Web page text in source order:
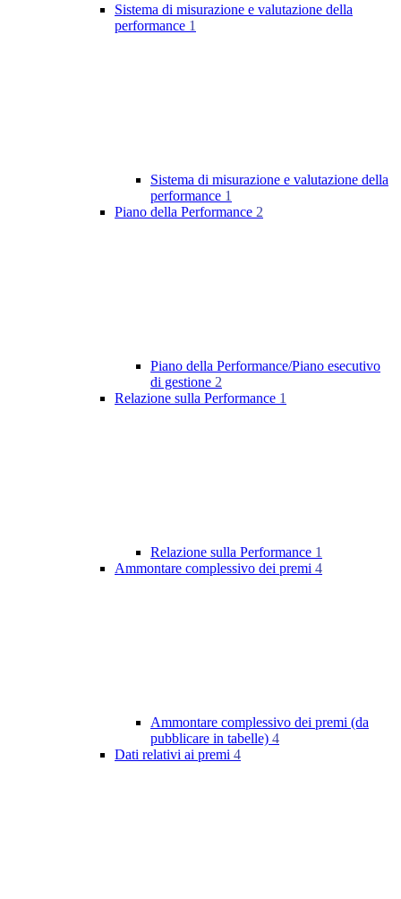
Sistema di misurazione e valutazione della
performance 1
Sistema di misurazione e valutazione della
performance 1
Piano della Performance 2
Piano della Performance/Piano esecutivo
di gestione 2
Relazione sulla Performance 1
Relazione sulla Performance 1
Ammontare complessivo dei premi 4
Ammontare complessivo dei premi (da
pubblicare in tabelle) 4
Dati relativi ai premi 4